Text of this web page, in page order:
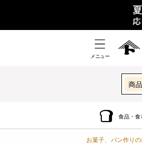
メニュー
商品
食品・
お菓子、パン作り